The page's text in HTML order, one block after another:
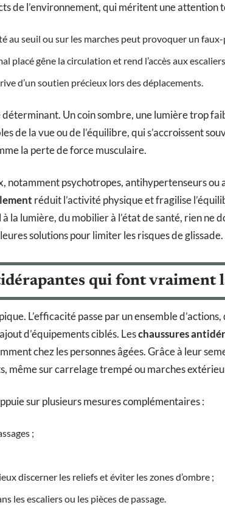
de l’environnement, qui méritent une attention
au seuil ou sur les marches peut provoquer un
placé gêne la circulation et rend l’accès aux
d’un soutien précieux lors des déplacements.
déterminant. Un coin sombre, une lumière trop
de la vue ou de l’équilibre, qui s’accroissent
la perte de force musculaire.
notamment psychotropes, antihypertenseurs
réduit l’activité physique et fragilise
la lumière, du mobilier à l’état de santé, rien ne
solutions pour limiter les risques de glissade.
qui font vraiment
L’efficacité passe par un ensemble
d’équipements ciblés. Leschaussures
chez les personnes âgées. Grâce à leur
même sur carrelage trempé ou marches
sur plusieurs mesures complémentaires :
;
discerner les reliefs et éviter les zones d’ombre ;
les escaliers ou les pièces de passage.